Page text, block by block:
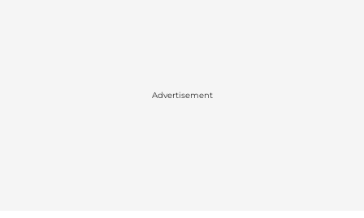
Advertisement